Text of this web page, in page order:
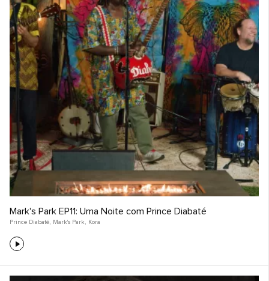
Mark's Park EP11: Uma Noite com Prince Diabaté
Prince Diabaté, Mark's Park , Kora